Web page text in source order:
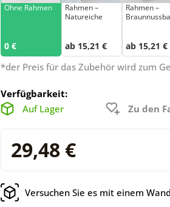
Ohne Rahmen
0 €
Rahmen –
Natureiche
ab 15,21 €
Rahmen –
ab 15,21 €
*der Preis für das Zubehör wird zum
Verfügbarkeit:
Auf Lager
Zu den
29,48 €
Versuchen Sie es mit einem